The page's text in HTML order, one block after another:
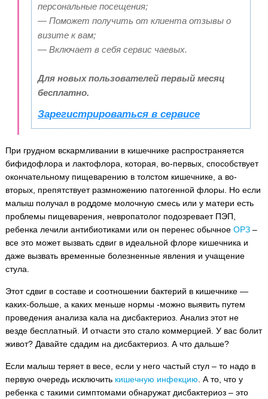
персональные посещения;
— Поможет получить от клиента отзывы о
визите к вам;
— Включает в себя сервис чаевых.
Для новых пользователей первый месяц
бесплатно.
Зарегистрироваться в сервисе
При грудном вскармливании в кишечнике распространяется
бифидофлора и лактофлора, которая, во-первых, способствует
окончательному пищеварению в толстом кишечнике, а во-
вторых, препятствует размножению патогенной флоры. Но если
малыш получал в роддоме молочную смесь или у матери есть
проблемы пищеварения, невропатолог подозревает ПЭП,
ребенка лечили антибиотиками или он перенес обычное ОРЗ–
все это может вызвать сдвиг в идеальной флоре кишечника и
даже вызвать временные болезненные явления и учащение
стула.
Этот сдвиг в составе и соотношении бактерий в кишечнике —
каких-больше, а каких меньше нормы -можно выявить путем
проведения анализа кала на дисбактериоз. Анализ этот не
везде бесплатный. И отчасти это стало коммерцией. У вас болит
живот? Давайте сдадим на дисбактериоз. А что дальше?
Если малыш теряет в весе, если у него частый стул – то надо в
первую очередь исключить кишечную инфекцию . А то, что у
ребенка с такими симптомами обнаружат дисбактериоз – это